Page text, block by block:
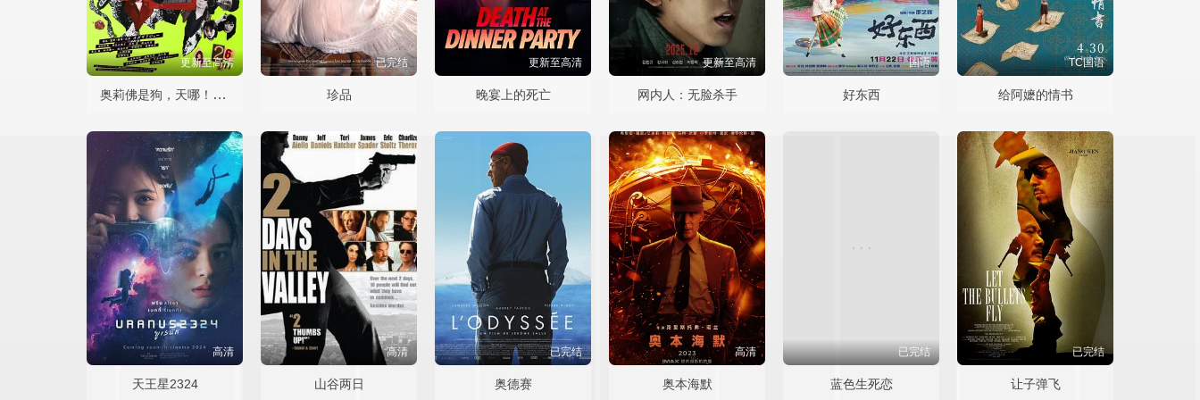
更新至高清
奥莉佛是狗，天哪！！这家伙 电影版
已完结
珍品
更新至高清
晚宴上的死亡
更新至高清
网内人：无脸杀手
国语
好东西
TC国语
给阿嬷的情书
高清
天王星2324
高清
山谷两日
已完结
奥德赛
高清
奥本海默
已完结
蓝色生死恋
已完结
让子弹飞